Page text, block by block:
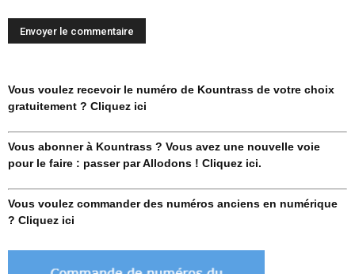
Vous voulez recevoir le numéro de Kountrass de votre choix
gratuitement ? Cliquez ici
Vous abonner à Kountrass ? Vous avez une nouvelle voie
pour le faire : passer par Allodons ! Cliquez ici.
Vous voulez commander des numéros anciens en numérique
? Cliquez ici